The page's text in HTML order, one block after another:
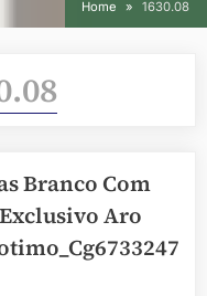
Home 1630.08
Branco Com
Aro